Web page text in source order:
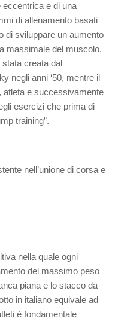
e di una
di allenamento basati
di sviluppare un aumento
massimale del muscolo.
creata dal
negli anni ‘50, mentre il
atleta e successivamente
esercizi che prima di
training”.
nell’unione di corsa e
nella quale ogni
del massimo peso
piana e lo stacco da
in italiano equivale ad
è fondamentale